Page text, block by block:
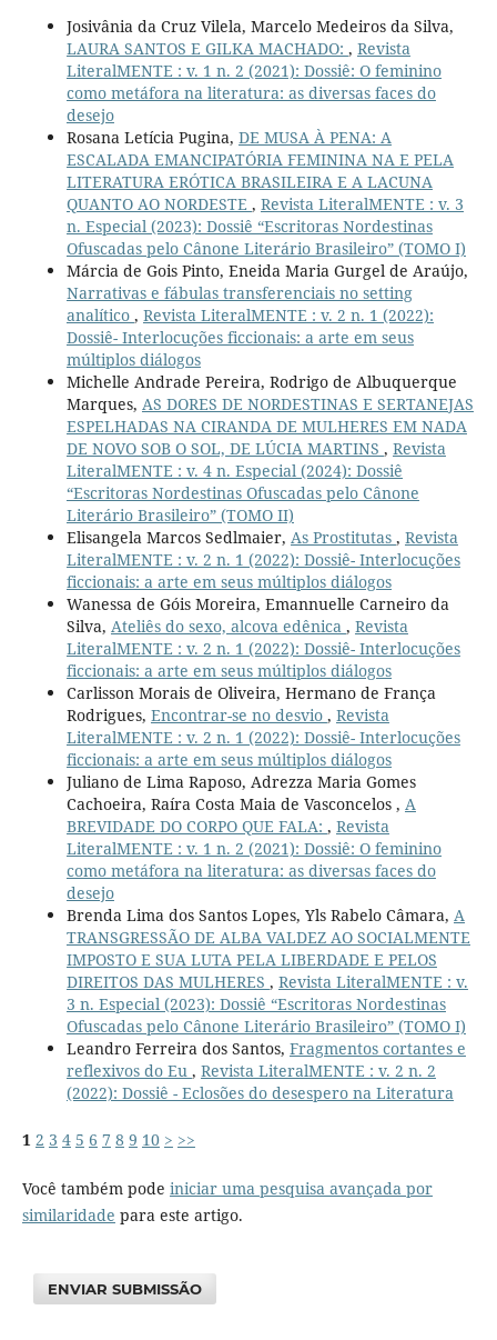
Josivânia da Cruz Vilela, Marcelo Medeiros da Silva,
LAURA SANTOS E GILKA MACHADO: , Revista
LiteralMENTE : v. 1 n. 2 (2021): Dossiê: O feminino
como metáfora na literatura: as diversas faces do
desejo
Rosana Letícia Pugina, DE MUSA À PENA: A
ESCALADA EMANCIPATÓRIA FEMININA NA E PELA
LITERATURA ERÓTICA BRASILEIRA E A LACUNA
QUANTO AO NORDESTE , Revista LiteralMENTE : v. 3
n. Especial (2023): Dossiê “Escritoras Nordestinas
Ofuscadas pelo Cânone Literário Brasileiro” (TOMO I)
Márcia de Gois Pinto, Eneida Maria Gurgel de Araújo,
Narrativas e fábulas transferenciais no setting
analítico , Revista LiteralMENTE : v. 2 n. 1 (2022):
Dossiê- Interlocuções ficcionais: a arte em seus
múltiplos diálogos
Michelle Andrade Pereira, Rodrigo de Albuquerque
Marques, AS DORES DE NORDESTINAS E SERTANEJAS
ESPELHADAS NA CIRANDA DE MULHERES EM NADA
DE NOVO SOB O SOL, DE LÚCIA MARTINS , Revista
LiteralMENTE : v. 4 n. Especial (2024): Dossiê
“Escritoras Nordestinas Ofuscadas pelo Cânone
Literário Brasileiro” (TOMO II)
Elisangela Marcos Sedlmaier, As Prostitutas , Revista
LiteralMENTE : v. 2 n. 1 (2022): Dossiê- Interlocuções
ficcionais: a arte em seus múltiplos diálogos
Wanessa de Góis Moreira, Emannuelle Carneiro da
Silva, Ateliês do sexo, alcova edênica , Revista
LiteralMENTE : v. 2 n. 1 (2022): Dossiê- Interlocuções
ficcionais: a arte em seus múltiplos diálogos
Carlisson Morais de Oliveira, Hermano de França
Rodrigues, Encontrar-se no desvio , Revista
LiteralMENTE : v. 2 n. 1 (2022): Dossiê- Interlocuções
ficcionais: a arte em seus múltiplos diálogos
Juliano de Lima Raposo, Adrezza Maria Gomes
Cachoeira, Raíra Costa Maia de Vasconcelos , A
BREVIDADE DO CORPO QUE FALA: , Revista
LiteralMENTE : v. 1 n. 2 (2021): Dossiê: O feminino
como metáfora na literatura: as diversas faces do
desejo
Brenda Lima dos Santos Lopes, Yls Rabelo Câmara, A
TRANSGRESSÃO DE ALBA VALDEZ AO SOCIALMENTE
IMPOSTO E SUA LUTA PELA LIBERDADE E PELOS
DIREITOS DAS MULHERES , Revista LiteralMENTE : v.
3 n. Especial (2023): Dossiê “Escritoras Nordestinas
Ofuscadas pelo Cânone Literário Brasileiro” (TOMO I)
Leandro Ferreira dos Santos, Fragmentos cortantes e
reflexivos do Eu , Revista LiteralMENTE : v. 2 n. 2
(2022): Dossiê - Eclosões do desespero na Literatura
1 2 3 4 5 6 7 8 9 10 > >>
Você também pode iniciar uma pesquisa avançada por
similaridade para este artigo.
ENVIAR SUBMISSÃO